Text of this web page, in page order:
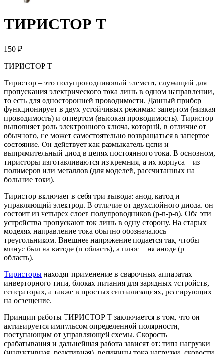
ТИРИСТОР Т
150 ₽
ТИРИСТОР Т
Тиристор – это полупроводниковый элемент, служащий для
пропускания электрического тока лишь в одном направлении,
то есть для односторонней проводимости. Данный прибор
функционирует в двух устойчивых режимах: запертом (низкая
проводимость) и отпертом (высокая проводимость). Тиристор
выполняет роль электронного ключа, который, в отличие от
обычного, не может самостоятельно возвращаться в запертое
состояние. Он действует как размыкатель цепи и
выпрямительный диод в цепях постоянного тока. В основном,
тиристоры изготавливаются из кремния, а их корпуса – из
полимеров или металлов (для моделей, рассчитанных на
большие токи).
Тиристор включает в себя три вывода: анод, катод и
управляющий электрод. В отличие от двухслойного диода, он
состоит из четырех слоев полупроводников (p-n-p-n). Оба эти
устройства пропускают ток лишь в одну сторону. На старых
моделях направление тока обычно обозначалось
треугольником. Внешнее напряжение подается так, чтобы
минус был на катоде (n-область), а плюс – на аноде (p-
область).
Тиристоры находят применение в сварочных аппаратах
инверторного типа, блоках питания для зарядных устройств,
генераторах, а также в простых сигнализациях, реагирующих
на освещение.
Принцип работы ТИРИСТОР Т заключается в том, что он
активируется импульсом определенной полярности,
поступающим от управляющей схемы. Скорость
срабатывания и дальнейшая работа зависят от: типа нагрузки